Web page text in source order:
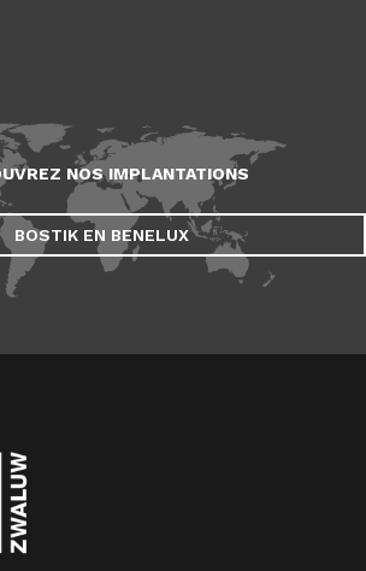
NOS IMPLANTATIONS
BOSTIK EN BENELUX